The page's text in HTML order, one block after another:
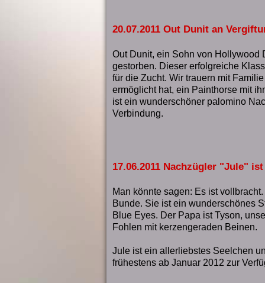
20.07.2011 Out Dunit an
Out Dunit, ein Sohn von Hollywood
gestorben. Dieser erfolgreiche
für die Zucht. Wir trauern mit
ermöglicht hat, ein Painthorse mit
ist ein wunderschöner palomino
Verbindung.
17.06.2011 Nachzügler "Jule"
Man könnte sagen: Es ist
Bunde. Sie ist ein wunderschönes
Blue Eyes. Der Papa ist Tyson,
Fohlen mit kerzengeraden Beinen.
Jule ist ein allerliebstes Seelchen
frühestens ab Januar 2012 zur